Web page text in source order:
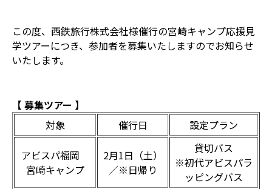
この度、西鉄旅行株式会社様催行の宮崎キャンプ応援見
学ツアーにつき、参加者を募集いたしますのでお知らせ
いたします。
【 募集ツアー 】
対象
催行日 設定プラン
アビスパ福岡
宮崎キャンプ
2月1日（土）
／※日帰り
貸切バス
※初代アビスパラ
ッピングバス